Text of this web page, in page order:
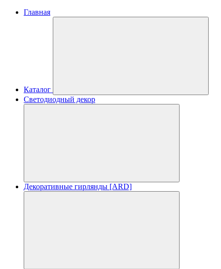
Главная
Каталог
Светодиодный декор
Декоративные гирлянды [ARD]